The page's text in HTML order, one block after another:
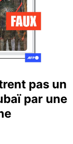
pas un
par une